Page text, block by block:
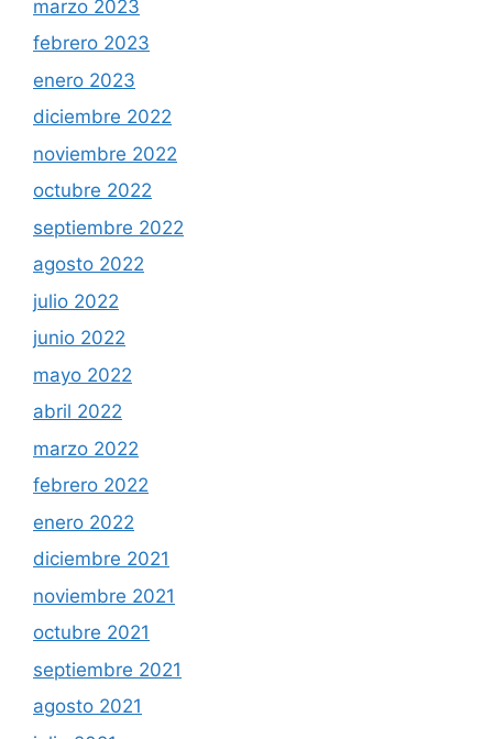
marzo 2023
febrero 2023
enero 2023
diciembre 2022
noviembre 2022
octubre 2022
septiembre 2022
agosto 2022
julio 2022
junio 2022
mayo 2022
abril 2022
marzo 2022
febrero 2022
enero 2022
diciembre 2021
noviembre 2021
octubre 2021
septiembre 2021
agosto 2021